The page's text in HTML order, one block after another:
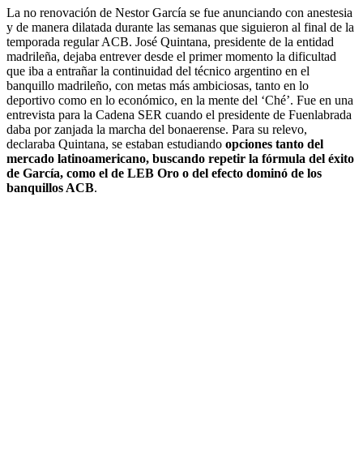
La no renovación de Nestor García se fue anunciando con anestesia
y de manera dilatada durante las semanas que siguieron al final de la
temporada regular ACB. José Quintana, presidente de la entidad
madrileña, dejaba entrever desde el primer momento la dificultad
que iba a entrañar la continuidad del técnico argentino en el
banquillo madrileño, con metas más ambiciosas, tanto en lo
deportivo como en lo económico, en la mente del ‘Ché’. Fue en una
entrevista para la Cadena SER cuando el presidente de Fuenlabrada
daba por zanjada la marcha del bonaerense. Para su relevo,
declaraba Quintana, se estaban estudiando opciones tanto del
mercado latinoamericano, buscando repetir la fórmula del éxito
de García, como el de LEB Oro o del efecto dominó de los
banquillos ACB.